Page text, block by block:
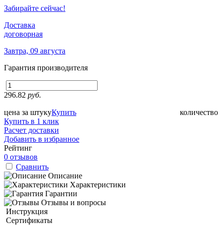
Забирайте сейчас!
Доставка
договорная
Завтра, 09 августа
Гарантия производителя
296.82 руб.
цена за штуку количество
Купить
Купить в 1 клик
Расчет доставки
Добавить в избранное
Рейтинг
0 отзывов
Сравнить
Описание
Характеристики
Гарантии
Отзывы и вопросы
Инструкция
Сертификаты